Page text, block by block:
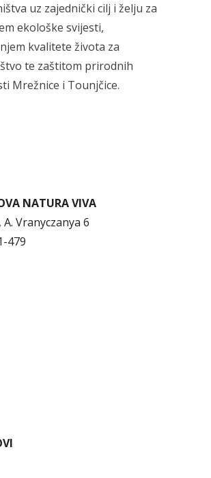
uz zajednički cilj i želju za
ekološke svijesti,
kvalitete života za
te zaštitom prirodnih
Mrežnice i Tounjčice.
NATURA VIVA
Vranyczanya 6
479